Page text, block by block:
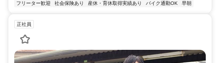
フリーター歓迎
社会保険あり 産休・育休取得実績あり バイク通勤OK 早朝
正社員